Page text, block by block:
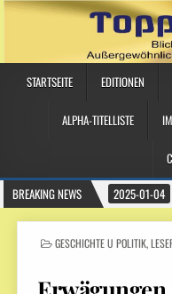
STARTSEITE EDITIONEN
ALPHA-TITELLISTE
BREAKING NEWS
2025-01-04
POSTED IN
GESCHICHTE U POLITIK,